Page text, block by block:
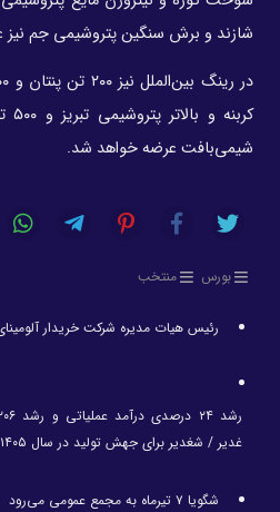
شازند و برش سنگین پتروشیمی جم
شیمی‌بافت عرضه خواهد شد.
بورس منتخب
رئیس هیات مدیره شرکت خریدار
غدیر / شغدیر برای جهش تولید در سال ۱۴۰۵ آماده شد
شگویا ۷ تیرماه به مجمع عمومی می‌رود